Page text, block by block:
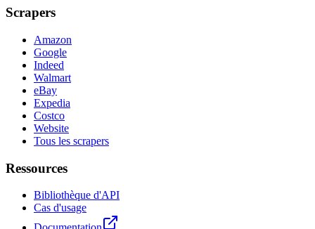
Scrapers
Amazon
Google
Indeed
Walmart
eBay
Expedia
Costco
Website
Tous les scrapers
Ressources
Bibliothèque d'API
Cas d'usage